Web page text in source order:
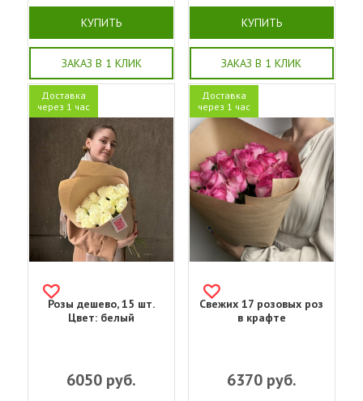
КУПИТЬ
ЗАКАЗ В 1 КЛИК
КУПИТЬ
ЗАКАЗ В 1 КЛИК
Доставка
через 1 час
Розы дешево, 15 шт.
Цвет: белый
6050 руб.
Доставка
через 1 час
Свежих 17 розовых роз
в крафте
6370руб.